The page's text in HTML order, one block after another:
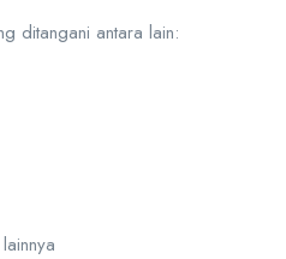
ditangani antara lain: